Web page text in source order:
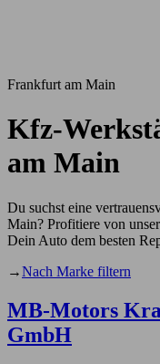
Frankfurt am Main
Kfz-
am Main
Du suchst eine
Main? Profitiere von
Dein Auto dem besten
→Nach Marke filtern
MB-Motors
GmbH